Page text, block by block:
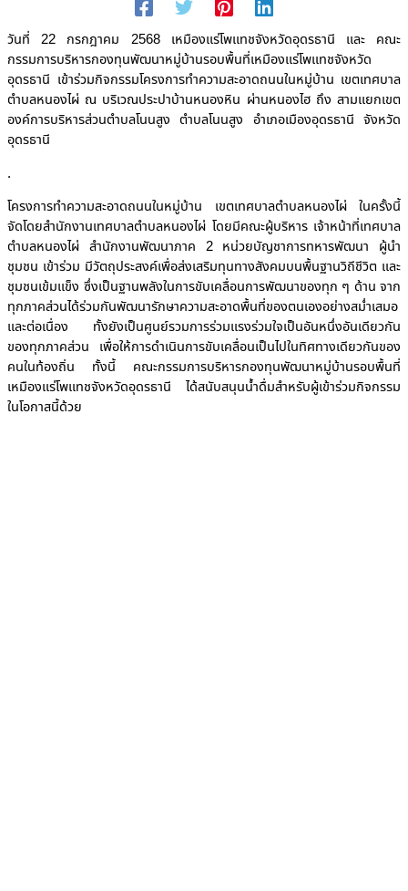
วันที่ 22 กรกฎาคม 2568 เหมืองแร่โพแทชจังหวัดอุดรธานี และ คณะ
กรรมการบริหารกองทุนพัฒนาหมู่บ้านรอบพื้นที่เหมืองแร่โพแทชจังหวัด
อุดรธานี เข้าร่วมกิจกรรมโครงการทำความสะอาดถนนในหมู่บ้าน เขตเทศบาล
ตำบลหนองไผ่ ณ บริเวณประปาบ้านหนองหิน ผ่านหนองไฮ ถึง สามแยกเขต
องค์การบริหารส่วนตำบลโนนสูง ตำบลโนนสูง อำเภอเมืองอุดรธานี จังหวัด
อุดรธานี
.
โครงการทำความสะอาดถนนในหมู่บ้าน เขตเทศบาลตำบลหนองไผ่ ในครั้งนี้
จัดโดยสำนักงานเทศบาลตำบลหนองไผ่ โดยมีคณะผู้บริหาร เจ้าหน้าที่เทศบาล
ตำบลหนองไผ่ สำนักงานพัฒนาภาค 2 หน่วยบัญชาการทหารพัฒนา ผู้นำ
ชุมชน เข้าร่วม มีวัตถุประสงค์เพื่อส่งเสริมทุนทางสังคมบนพื้นฐานวิถีชีวิต และ
ชุมชนเข้มแข็ง ซึ่งเป็นฐานพลังในการขับเคลื่อนการพัฒนาของทุก ๆ ด้าน จาก
ทุกภาคส่วนได้ร่วมกันพัฒนารักษาความสะอาดพื้นที่ของตนเองอย่างสม่ำเสมอ
และต่อเนื่อง ทั้งยังเป็นศูนย์รวมการร่วมแรงร่วมใจเป็นอันหนึ่งอันเดียวกัน
ของทุกภาคส่วน เพื่อให้การดำเนินการขับเคลื่อนเป็นไปในทิศทางเดียวกันของ
คนในท้องถิ่น ทั้งนี้ คณะกรรมการบริหารกองทุนพัฒนาหมู่บ้านรอบพื้นที่
เหมืองแร่โพแทชจังหวัดอุดรธานี ได้สนับสนุนน้ำดื่มสำหรับผู้เข้าร่วมกิจกรรม
ในโอกาสนี้ด้วย